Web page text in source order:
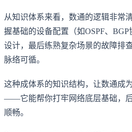
从知识体系来看，数通的逻辑非常
握基础的设备配置（如OSPF、
设计，最后练熟复杂场景的故障排
脉络可循。
这种成体系的知识结构，让数通成
——它能帮你打牢网络底层基础，
顺畅。